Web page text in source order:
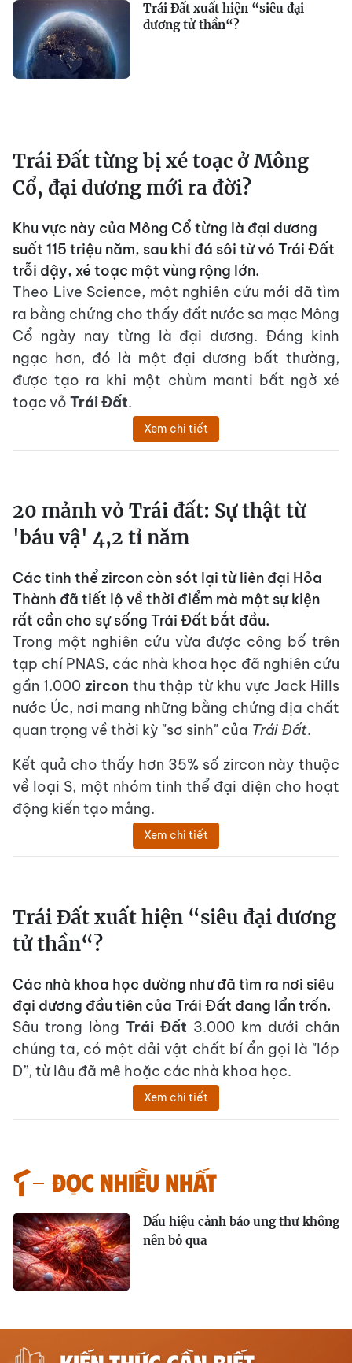
Trái Đất xuất hiện “siêu đại
dương tử thần“?
Trái Đất từng bị xé toạc ở Mông
Cổ, đại dương mới ra đời?
Khu vực này của Mông Cổ từng là đại dương
suốt 115 triệu năm, sau khi đá sôi từ vỏ Trái Đất
trỗi dậy, xé toạc một vùng rộng lớn.
Theo Live Science, một nghiên cứu mới đã tìm
ra bằng chứng cho thấy đất nước sa mạc Mông
Cổ ngày nay từng là đại dương. Đáng kinh
ngạc hơn, đó là một đại dương bất thường,
được tạo ra khi một chùm manti bất ngờ xé
toạc vỏ Trái Đất.
Xem chi tiết
20 mảnh vỏ Trái đất: Sự thật từ
'báu vậ' 4,2 tỉ năm
Các tinh thể zircon còn sót lại từ liên đại Hỏa
Thành đã tiết lộ về thời điểm mà một sự kiện
rất cần cho sự sống Trái Đất bắt đầu.
Trong một nghiên cứu vừa được công bố trên
tạp chí PNAS, các nhà khoa học đã nghiên cứu
gần 1.000zircon thu thập từ khu vực Jack Hills
nước Úc, nơi mang những bằng chứng địa chất
quan trọng về thời kỳ "sơ sinh" của Trái Đất.
Kết quả cho thấy hơn 35% số zircon này thuộc
về loại S, một nhóm tinh thể đại diện cho hoạt
động kiến tạo mảng.
Xem chi tiết
Trái Đất xuất hiện “siêu đại dương
tử thần“?
Các nhà khoa học dường như đã tìm ra nơi siêu
đại dương đầu tiên của Trái Đất đang lẩn trốn.
Sâu trong lòng Trái Đất 3.000 km dưới chân
chúng ta, có một dải vật chất bí ẩn gọi là "lớp
D”, từ lâu đã mê hoặc các nhà khoa học.
Xem chi tiết
Đọc nhiều nhất
Dấu hiệu cảnh báo ung thư không
nên bỏ qua